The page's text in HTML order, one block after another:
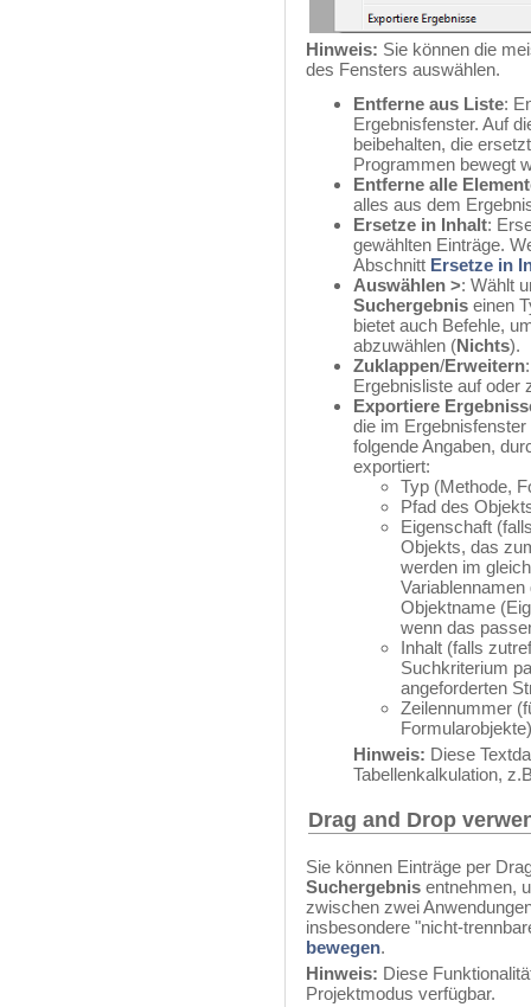
Hinweis: Sie können die
des Fensters auswählen.
Entferne aus Liste:
Ergebnisfenster. Auf
beibehalten, die
Programmen bewegt
Entferne alle
alles aus dem
Ersetze in Inhalt:
gewählten Einträge.
Abschnitt Ersetze in
Auswählen >: Wählt
Suchergebnis einen
bietet auch Befehle,
abzuwählen (Nichts).
Zuklappen/Erweitern
Ergebnisliste auf oder
Exportiere
die im
folgende Angaben,
exportiert:
Typ (Methode,
Pfad des
Eigenschaft
Objekts, das
werden im
Objektname
wenn das
Inhalt (falls
Suchkriterium
angeforderten
Zeilennummer
Formularobjekte)
Hinweis: Diese
Tabellenkalkulation,
Drag and Drop
Sie können Einträge per
Suchergebnis entnehmen,
zwischen zwei
insbesondere "nicht-
bewegen.
Hinweis: Diese
Projektmodus verfügbar.